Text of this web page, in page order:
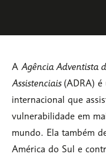
A Agência Adventista
Assistenciais (ADRA) é
internacional que
vulnerabilidade em
mundo. Ela também
América do Sul e